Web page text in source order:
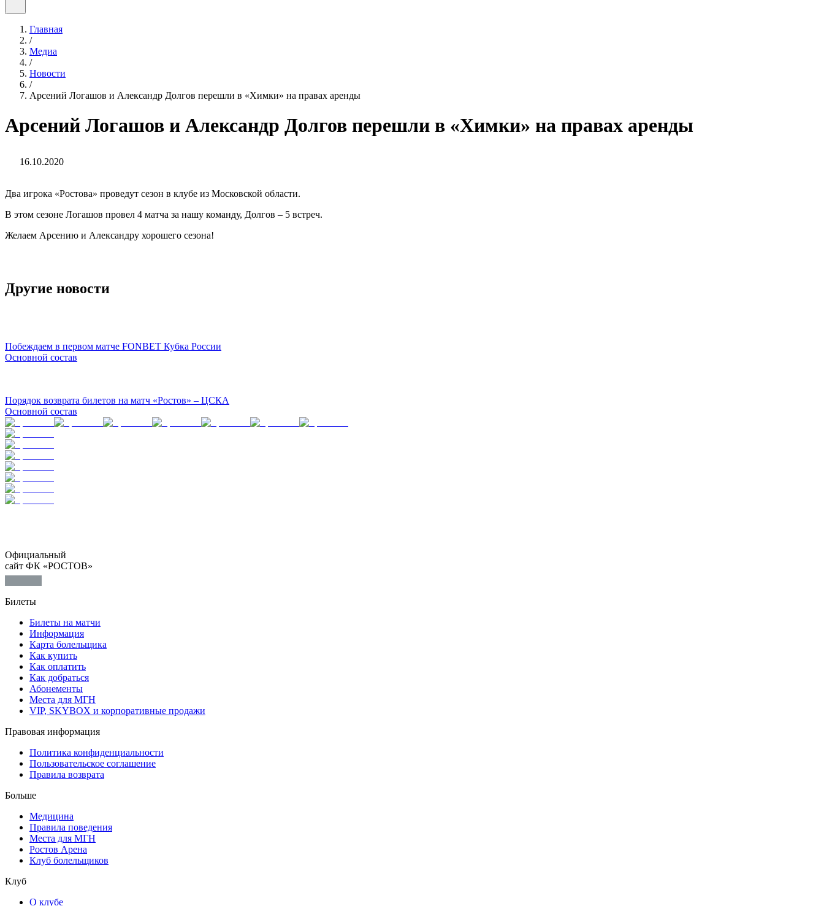
Главная
/
Медиа
/
Новости
/
Арсений Логашов и Александр Долгов перешли в «Химки» на правах аренды
Арсений Логашов и Александр Долгов перешли в «Химки» на правах аренды
16.10.2020
Два игрока «Ростова» проведут сезон в клубе из Московской области.
В этом сезоне Логашов провел 4 матча за нашу команду, Долгов – 5 встреч.
Желаем Арсению и Александру хорошего сезона!
Другие новости
Побеждаем в первом матче FONBET Кубка России
Основной состав
Порядок возврата билетов на матч «Ростов» – ЦСКА
Основной состав
Официальный
сайт ФК «РОСТОВ»
Билеты
Билеты на матчи
Информация
Карта болельщика
Как купить
Как оплатить
Как добраться
Абонементы
Места для МГН
VIP, SKYBOX и корпоративные продажи
Правовая информация
Политика конфиденциальности
Пользовательское соглашение
Правила возврата
Больше
Медицина
Правила поведения
Места для МГН
Ростов Арена
Клуб болельщиков
Клуб
О клубе